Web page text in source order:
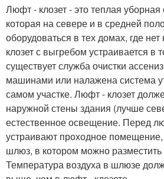
Люфт - клозет - это теплая
которая на севере и в средней
оборудоваться в тех домах, где
клозет с выгребом устраивается в
существует служба очистки
машинами или налажена система
самом участке. Люфт - клозет
наружной стены здания (лучше
естественное освещение. Перед
устраивают проходное
шлюз, в котором можно
Температура воздуха в шлюзе